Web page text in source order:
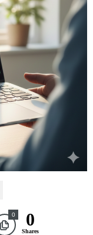
0 0
Shares